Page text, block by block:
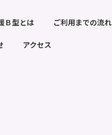
Ｂ型とは ご利用までの流れ
アクセス